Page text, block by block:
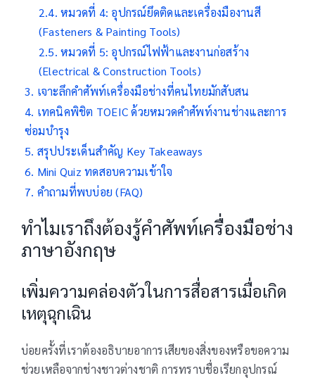
หมวดที่ 4: อุปกรณ์ยึดติดและเครื่องมืองานสี
(Fasteners & Painting Tools)
หมวดที่ 5: อุปกรณ์ไฟฟ้าและงานก่อสร้าง
(Electrical & Construction Tools)
เจาะลึกคำศัพท์เครื่องมือช่างที่คนไทยมักสับสน
เทคนิคพิชิต TOEIC ด้วยหมวดคำศัพท์งานช่างและการ
ซ่อมบำรุง
สรุปประเด็นสำคัญ Key Takeaways
Mini Quiz ทดสอบความเข้าใจ
คำถามที่พบบ่อย (FAQ)
ทำไมเราถึงต้องรู้คำศัพท์เครื่องมือช่าง
ภาษาอังกฤษ
เพิ่มความคล่องตัวในการสื่อสารเมื่อเกิด
เหตุฉุกเฉิน
บ่อยครั้งที่เราต้องอธิบายอาการเสียของสิ่งของหรือขอความ
ช่วยเหลือจากช่างชาวต่างชาติ การทราบชื่อเรียกอุปกรณ์